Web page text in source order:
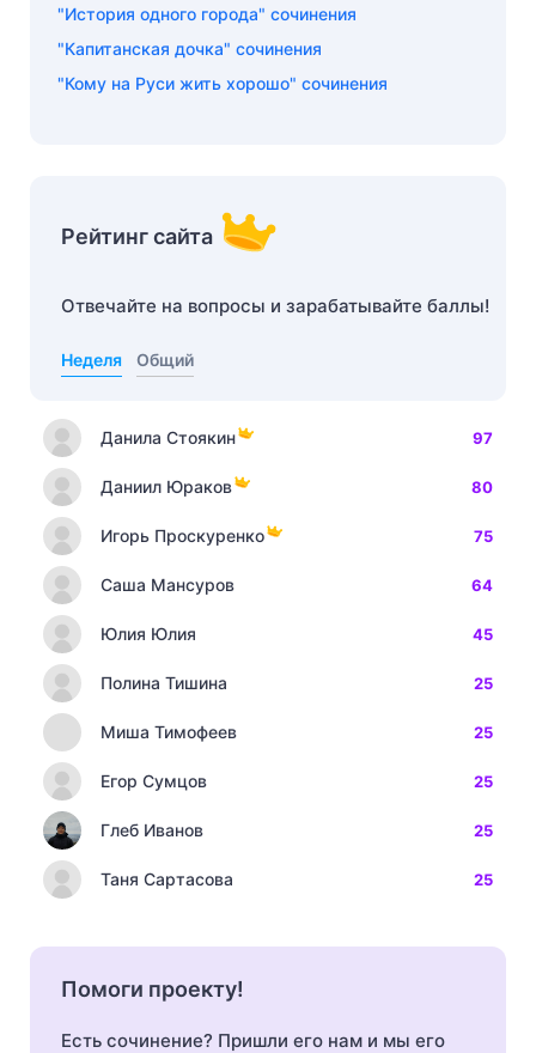
"История одного города" сочинения
"Капитанская дочка" сочинения
"Кому на Руси жить хорошо" сочинения
Рейтинг сайта
Отвечайте на вопросы и зарабатывайте баллы!
Неделя Общий
Данила Стоякин 97
Даниил Юраков 80
Игорь Проскуренко 75
Саша Мансуров 64
Юлия Юлия 45
Полина Тишина 25
Миша Тимофеев 25
Егор Сумцов 25
Глеб Иванов 25
Таня Сартасова 25
Помоги проекту!
Есть сочинение? Пришли его нам и мы его